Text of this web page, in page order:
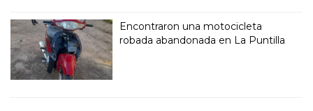
Encontraron una motocicleta
robada abandonada en La Puntilla